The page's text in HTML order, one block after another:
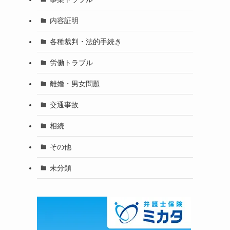
内容証明
各種裁判・法的手続き
労働トラブル
離婚・男女問題
交通事故
相続
その他
未分類